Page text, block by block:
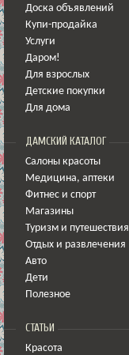
Доска объявлений
Купи-продайка
Услуги
Даром!
Для взрослых
Детские покупки
Для дома
ДАМСКИЙ КАТАЛОГ
Салоны красоты
Медицина, аптеки
Фитнес и спорт
Магазины
Туризм и путешествия
Отдых и развлечения
Авто
Дети
Полезное
СТАТЬИ
Красота